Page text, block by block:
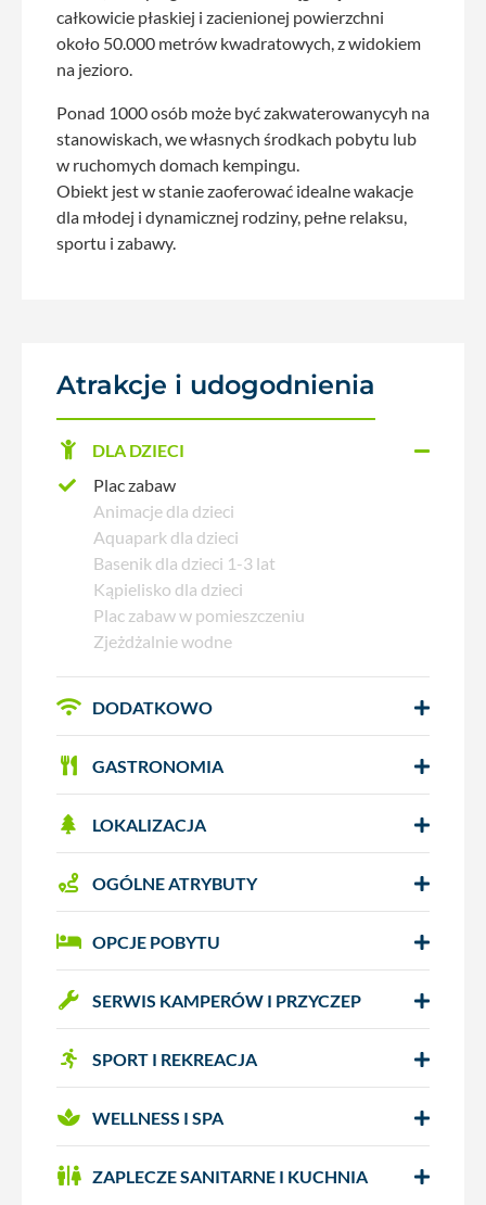
całkowicie płaskiej i zacienionej powierzchni
około 50.000 metrów kwadratowych, z widokiem
na jezioro.
Ponad 1000 osób może być zakwaterowanycyh na
stanowiskach, we własnych środkach pobytu lub
w ruchomych domach kempingu.
Obiekt jest w stanie zaoferować idealne wakacje
dla młodej i dynamicznej rodziny, pełne relaksu,
sportu i zabawy.
Atrakcje i udogodnienia
DLA DZIECI
Plac zabaw
Animacje dla dzieci
Aquapark dla dzieci
Basenik dla dzieci 1-3 lat
Kąpielisko dla dzieci
Plac zabaw w pomieszczeniu
Zjeżdżalnie wodne
DODATKOWO
GASTRONOMIA
LOKALIZACJA
OGÓLNE ATRYBUTY
OPCJE POBYTU
SERWIS KAMPERÓW I PRZYCZEP
SPORT I REKREACJA
WELLNESS I SPA
ZAPLECZE SANITARNE I KUCHNIA